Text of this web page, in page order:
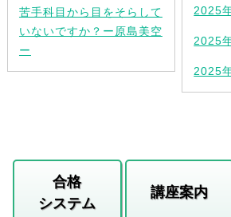
苦手科目から目をそらして
いないですか？ー原島美空
ー
2025
2025
2025
合格
システム
講座案内